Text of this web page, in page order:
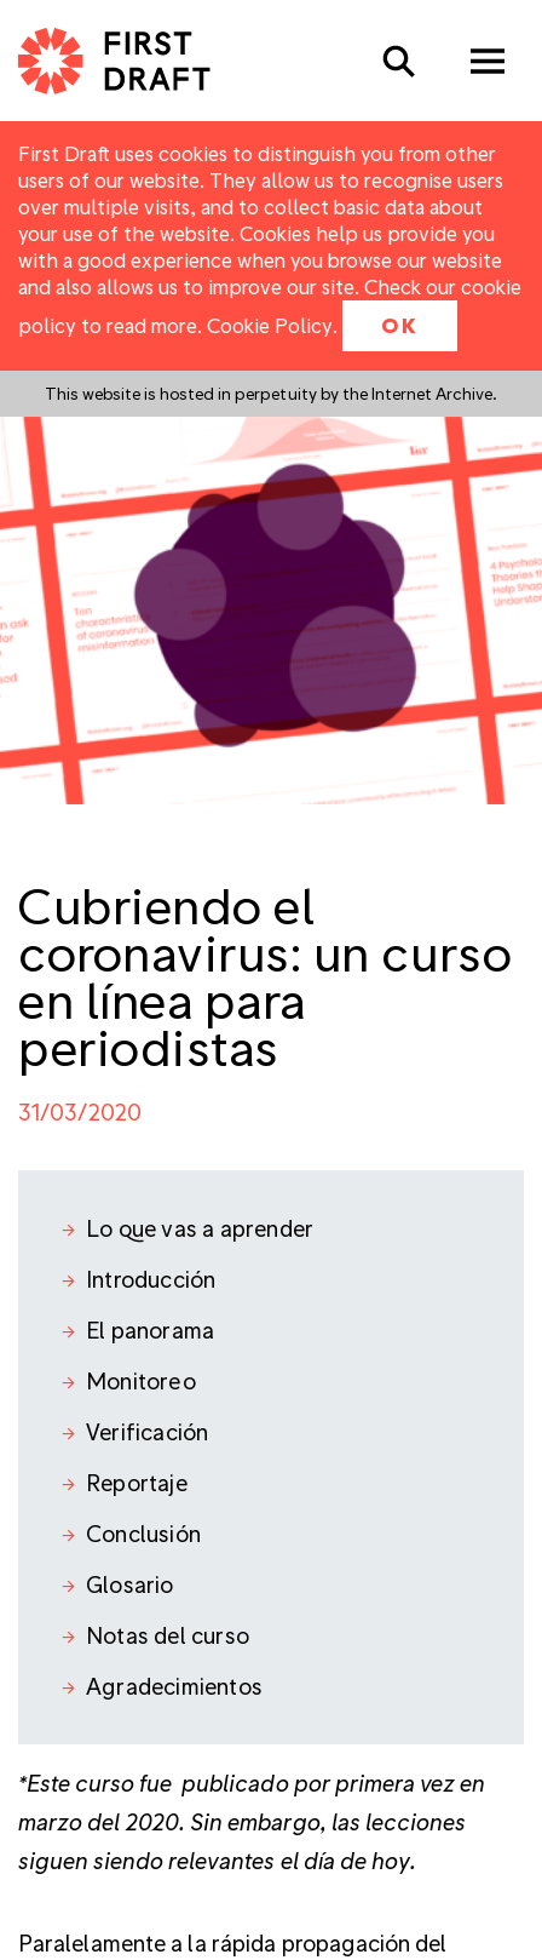
First Draft uses cookies to distinguish you from other
users of our website. They allow us to recognise users
over multiple visits, and to collect basic data about
your use of the website. Cookies help us provide you
with a good experience when you browse our website
and also allows us to improve our site. Check our cookie
policy to read more. Cookie Policy. OK
This website is hosted in perpetuity by the Internet Archive.
Search
Cubriendo el
coronavirus: un curso
en línea para
periodistas
31/03/2020
Lo que vas a aprender
Introducción
El panorama
Monitoreo
Verificación
Reportaje
Conclusión
Glosario
Notas del curso
Agradecimientos
*Este curso fue publicado por primera vez en
marzo del 2020. Sin embargo, las lecciones
siguen siendo relevantes el día de hoy.
Paralelamente a la rápida propagación del